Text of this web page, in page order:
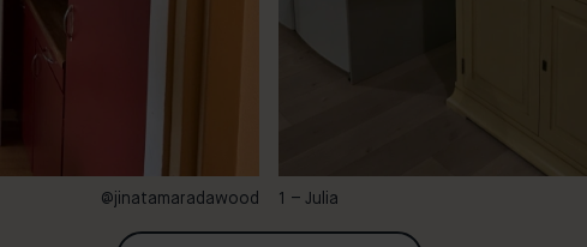
@jinatamaradawood 1 – Julia